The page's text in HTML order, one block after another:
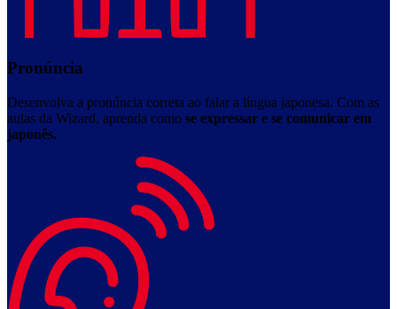
Pronúncia
Desenvolva a pronúncia correta ao falar a língua japonesa. Com as
aulas da Wizard, aprenda como se expressar e se comunicar em
japonês.